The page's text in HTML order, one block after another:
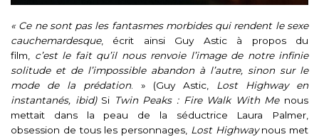
« Ce ne sont pas les fantasmes morbides qui rendent le sexe
cauchemardesque, écrit ainsi Guy Astic à propos du
film, c’est le fait qu’il nous renvoie l’image de notre infinie
solitude et de l’impossible abandon à l’autre, sinon sur le
mode de la prédation. » (Guy Astic, Lost Highway en
instantanés, ibid)Si Twin Peaks : Fire Walk With Menous
mettait dans la peau de la séductrice Laura Palmer,
obsession de tous les personnages, Lost Highwaynous met